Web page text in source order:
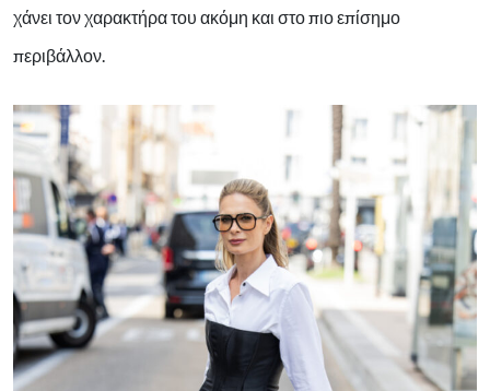
χάνει τον χαρακτήρα του ακόμη και στο πιο επίσημο
περιβάλλον.